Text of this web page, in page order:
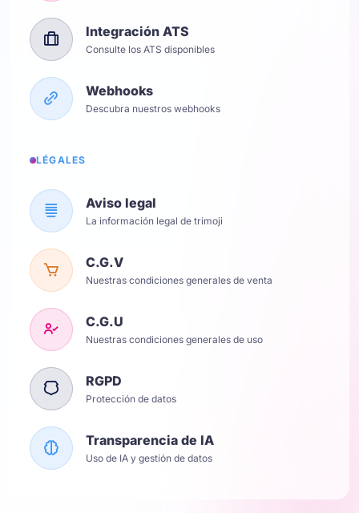
Integración ATS
Consulte los ATS disponibles
Webhooks
Descubra nuestros webhooks
LÉGALES
Aviso legal
La información legal de trimoji
C.G.V
Nuestras condiciones generales de venta
C.G.U
Nuestras condiciones generales de uso
RGPD
Protección de datos
Transparencia de IA
Uso de IA y gestión de datos